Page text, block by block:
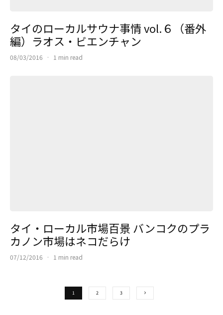
タイのローカルサウナ事情 vol.６（番外
編）ラオス・ビエンチャン
08/03/2016 · 1 min read
タイ・ローカル市場百景 バンコクのプラ
カノン市場はネコだらけ
07/12/2016 · 1 min read
1 2 3